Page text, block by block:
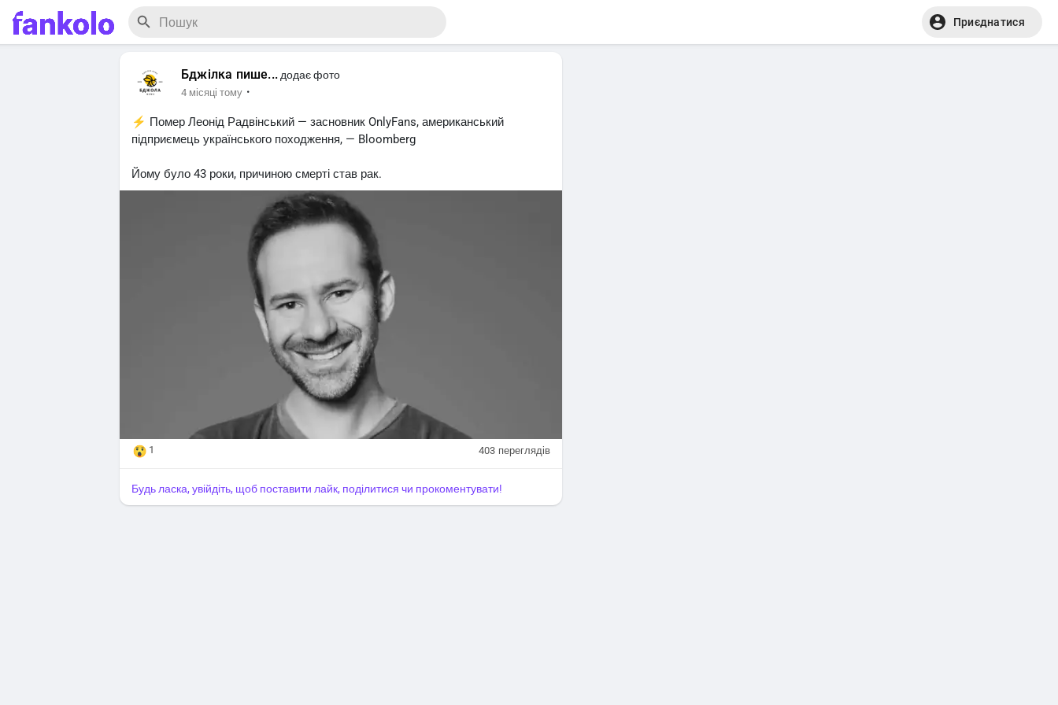
Приєднатися
Бджілка пише... додає фото
4 місяці тому ·
⚡️ Помер Леонід Радвінський — засновник OnlyFans, американський
підприємець українського походження, — Bloomberg
Йому було 43 роки, причиною смерті став рак.
1 403 переглядів
Будь ласка, увійдіть, щоб поставити лайк, поділитися чи прокоментувати!